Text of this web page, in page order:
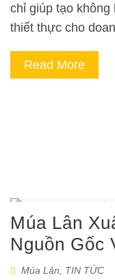
chỉ giúp tạo
thiết thực cho
Read More
Múa Lân
Nguồn Gốc
Múa Lân TIN TỨC